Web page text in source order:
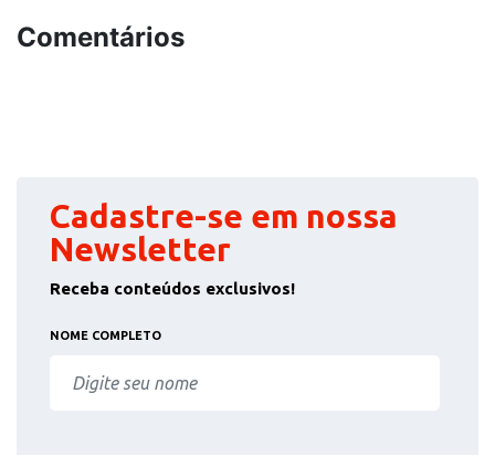
Comentários
Cadastre-se em nossa
Newsletter
Receba conteúdos exclusivos!
NOME COMPLETO